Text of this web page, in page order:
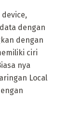
dengan
dengan
ciri
nya
Local